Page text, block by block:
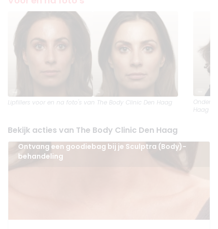
Lipfillers voor en na foto's van The Body Clinic Den Haag
Haag
Bekijk acties van The Body Clinic Den Haag
Ontvang een goodiebag bij je Sculptra (Body)-
behandeling